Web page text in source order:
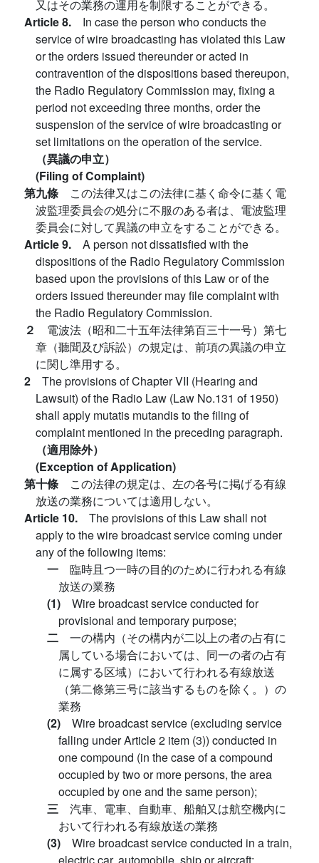
又はその業務の運用を制限することができる。
Article 8. In case the person who conducts the
service of wire broadcasting has violated this Law
or the orders issued thereunder or acted in
contravention of the dispositions based thereupon,
the Radio Regulatory Commission may, fixing a
period not exceeding three months, order the
suspension of the service of wire broadcasting or
set limitations on the operation of the service.
（異議の申立）
(Filing of Complaint)
第九條 この法律又はこの法律に基く命令に基く電
波監理委員会の処分に不服のある者は、電波監理
委員会に対して異議の申立をすることができる。
Article 9. A person not dissatisfied with the
dispositions of the Radio Regulatory Commission
based upon the provisions of this Law or of the
orders issued thereunder may file complaint with
the Radio Regulatory Commission.
２ 電波法（昭和二十五年法律第百三十一号）第七
章（聽聞及び訴訟）の規定は、前項の異議の申立
に関し準用する。
2 The provisions of Chapter VII (Hearing and
Lawsuit) of the Radio Law (Law No.131 of 1950)
shall apply mutatis mutandis to the filing of
complaint mentioned in the preceding paragraph.
（適用除外）
(Exception of Application)
第十條 この法律の規定は、左の各号に掲げる有線
放送の業務については適用しない。
Article 10. The provisions of this Law shall not
apply to the wire broadcast service coming under
any of the following items:
一 臨時且つ一時の目的のために行われる有線
放送の業務
(1) Wire broadcast service conducted for
provisional and temporary purpose;
二 一の構内（その構内が二以上の者の占有に
属している場合においては、同一の者の占有
に属する区域）において行われる有線放送
（第二條第三号に該当するものを除く。）の
業務
(2) Wire broadcast service (excluding service
falling under Article 2 item (3)) conducted in
one compound (in the case of a compound
occupied by two or more persons, the area
occupied by one and the same person);
三 汽車、電車、自動車、船舶又は航空機内に
おいて行われる有線放送の業務
(3) Wire broadcast service conducted in a train,